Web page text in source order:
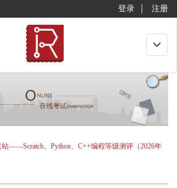
登录 注册
Toggle
站——Scratch、Python、C++编程等级测评（2026年